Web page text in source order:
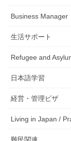
Business Manager
生活サポート
Refugee and
日本語学習
経営・管理ビザ
Living in Japan /
難民関連